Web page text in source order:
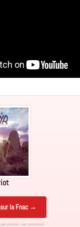
la Fnac →
percevoir une commission.